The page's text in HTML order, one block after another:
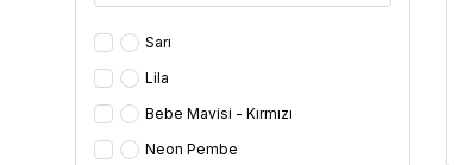
Döngülü Terlik
Sabo / Tıbbi Terlik
Sarı
Lila
Bebe Mavisi - Kırmızı
Neon Pembe